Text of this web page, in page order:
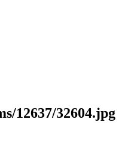
12637/32604.jpg